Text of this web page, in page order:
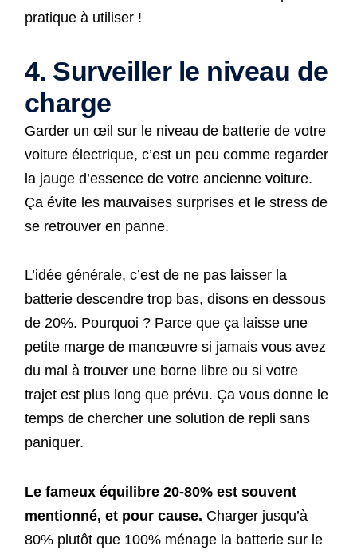
pratique à utiliser !
4. Surveiller le niveau de
charge
Garder un œil sur le niveau de batterie de votre
voiture électrique, c’est un peu comme regarder
la jauge d’essence de votre ancienne voiture.
Ça évite les mauvaises surprises et le stress de
se retrouver en panne.
L’idée générale, c’est de ne pas laisser la
batterie descendre trop bas, disons en dessous
de 20%. Pourquoi ? Parce que ça laisse une
petite marge de manœuvre si jamais vous avez
du mal à trouver une borne libre ou si votre
trajet est plus long que prévu. Ça vous donne le
temps de chercher une solution de repli sans
paniquer.
Le fameux équilibre 20-80% est souvent
mentionné, et pour cause. Charger jusqu’à
80% plutôt que 100% ménage la batterie sur le